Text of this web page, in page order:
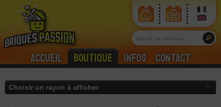
Accueil Boutique Infos Contact